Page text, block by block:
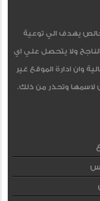
يهدف الي توعية
الناجح ولا يتحصل علي اي
وان ادارة الموقع غير
وتحذر من ذلك.